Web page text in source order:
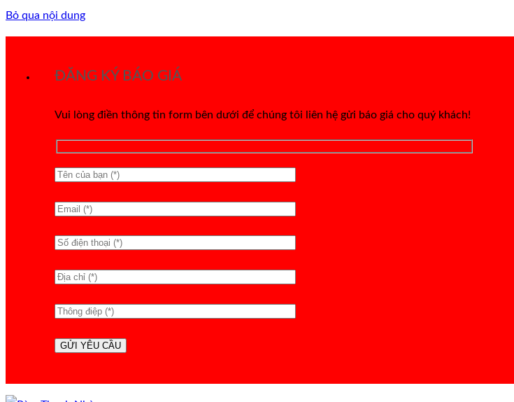
Bỏ qua nội dung
ĐĂNG KÝ BÁO GIÁ
Vui lòng điền thông tin form bên dưới để chúng tôi liên hệ gửi báo giá cho quý khách!